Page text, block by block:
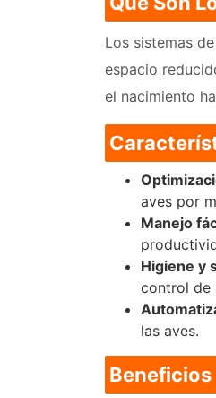
Los sistemas
espacio
el nacimiento
aves por
Manejo
Higiene y
control de
las aves.
Beneficios